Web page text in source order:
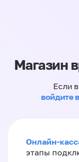
Магазин
Если
войдите
Онлайн-
этапы